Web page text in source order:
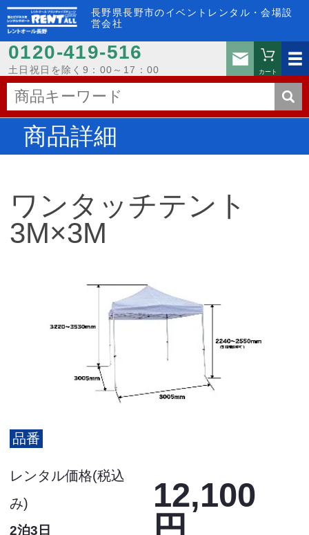
長野県長野市のイベントレンタル・会場設
営会社
0120-419-516
土日祝日を除く9：00～17：00
お問い
カート
商品詳細
ワンタッチテント
3M×3M
品番
レンタル価格(税込
み)
2泊3日
12,100